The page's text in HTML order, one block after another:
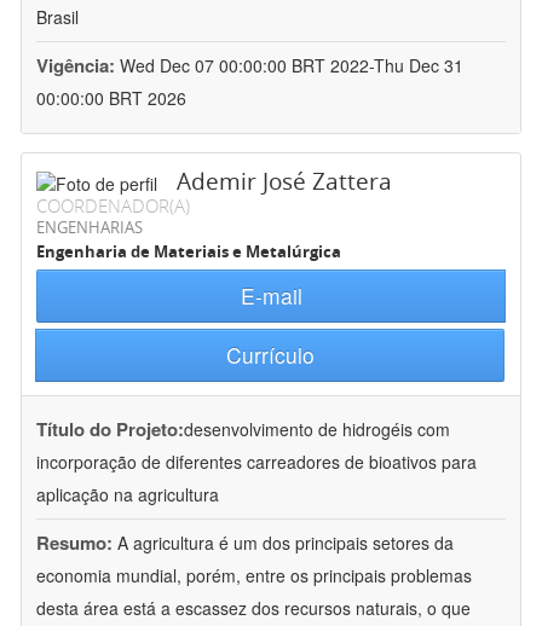
Brasil
Vigência: Wed Dec 07 00:00:00 BRT 2022-Thu Dec 31
00:00:00 BRT 2026
Ademir José Zattera
COORDENADOR(A)
ENGENHARIAS
Engenharia de Materiais e Metalúrgica
E-mail
Currículo
Título do Projeto:desenvolvimento de hidrogéis com
incorporação de diferentes carreadores de bioativos para
aplicação na agricultura
Resumo: A agricultura é um dos principais setores da
economia mundial, porém, entre os principais problemas
desta área está a escassez dos recursos naturais, o que